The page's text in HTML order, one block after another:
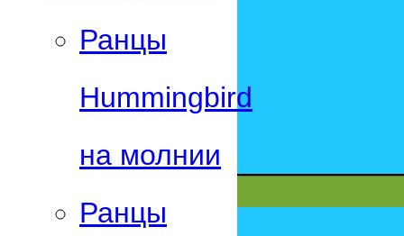
Ранцы
Hummingbird
на молнии
Ранцы